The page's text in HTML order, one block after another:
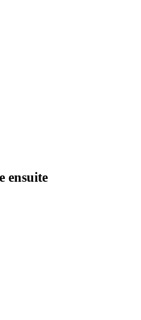
ensuite